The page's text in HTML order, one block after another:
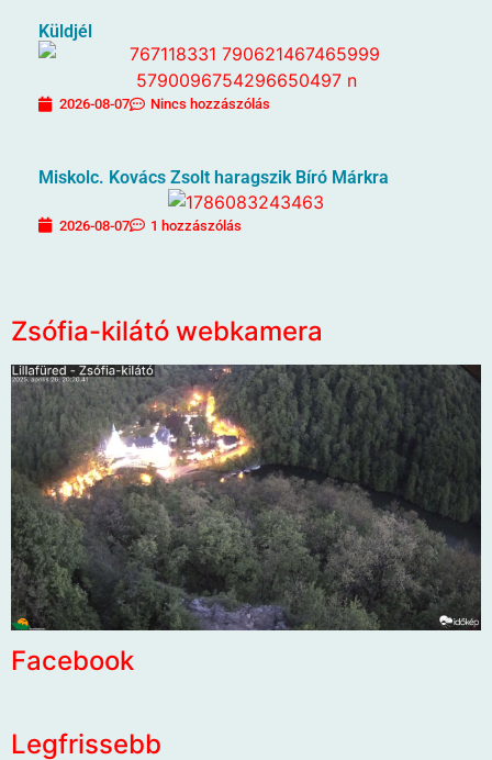
Küldjél
2026-08-07 Nincs hozzászólás
Miskolc. Kovács Zsolt haragszik Bíró Márkra
2026-08-07 1 hozzászólás
Zsófia-kilátó webkamera
Facebook
Legfrissebb